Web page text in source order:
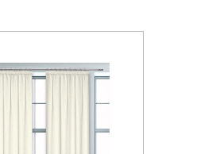
MODERNÍ GARNÝŽE
DEKORAČNÍ POVLAKY NA